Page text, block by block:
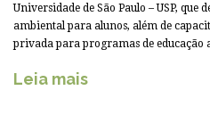
Universidade de São Paulo – USP, que
ambiental para alunos, além de
privada para programas de educação
Leia mais